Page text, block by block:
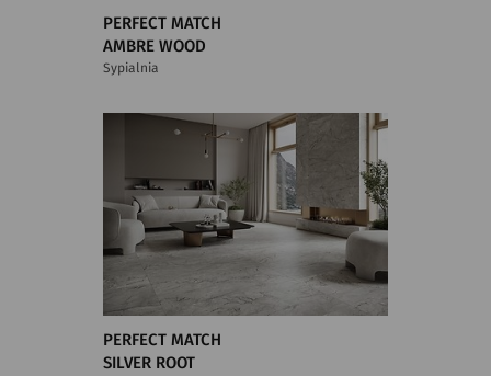
PERFECT MATCH
AMBRE WOOD
Sypialnia
PERFECT MATCH
SILVER ROOT